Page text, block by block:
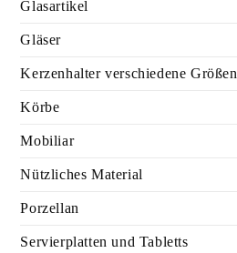
Glasartikel
Gläser
Kerzenhalter verschiedene Größen
Körbe
Mobiliar
Nützliches Material
Porzellan
Servierplatten und Tabletts